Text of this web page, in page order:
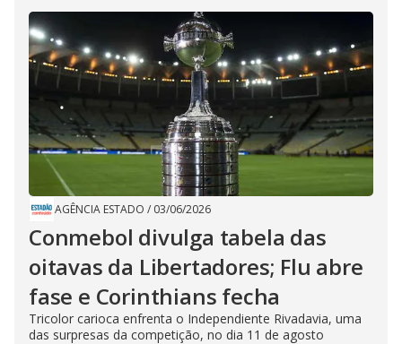
AGÊNCIA ESTADO / 03/06/2026
Conmebol divulga tabela das
oitavas da Libertadores; Flu abre
fase e Corinthians fecha
Tricolor carioca enfrenta o Independiente Rivadavia, uma
das surpresas da competição, no dia 11 de agosto